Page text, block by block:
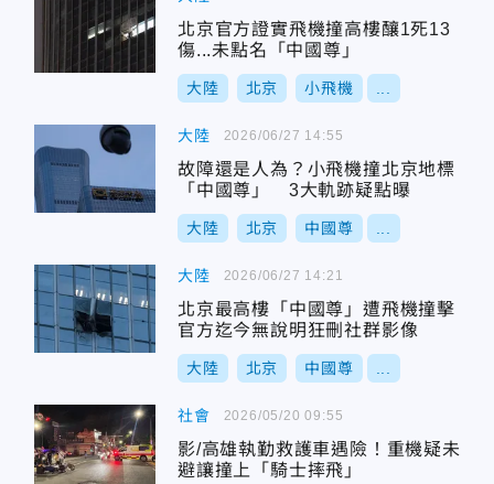
北京官方證實飛機撞高樓釀1死13
傷...未點名「中國尊」
大陸 北京 小飛機
大陸
故障還是人為？小飛機撞北京地標
「中國尊」 3大軌跡疑點曝
大陸 北京 中國尊
2026/06/27 14:55
大陸
北京最高樓「中國尊」遭飛機撞擊
官方迄今無說明狂刪社群影像
大陸 北京 中國尊
2026/06/27 14:21
社會
影/高雄執勤救護車遇險！重機疑未
避讓撞上「騎士摔飛」
2026/05/20 09:55